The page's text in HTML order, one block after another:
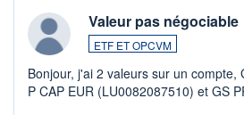
Valeur pas négociable
ETF ET OPCVM
Bonjour, j'ai 2 valeurs sur un compte,
P CAP EUR (LU0082087510) et GS